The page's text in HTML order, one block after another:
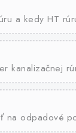
a kedy HT
kanalizačnej
na odpadové